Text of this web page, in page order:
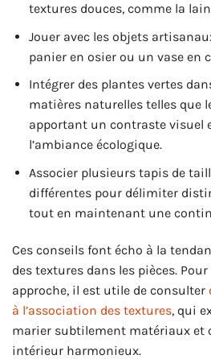
textures douces, comme la
Jouer avec les objets
panier en osier ou un vase en
Intégrer des plantes vertes
matières naturelles telles que
apportant un contraste visuel
l’ambiance écologique.
Associer plusieurs tapis de
différentes pour délimiter
tout en maintenant une
Ces conseils font écho à la
des textures dans les pièces.
approche, il est utile de consulter
à l’association des textures, qui
marier subtilement matériaux et
intérieur harmonieux.